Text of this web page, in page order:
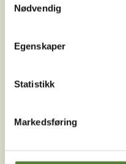
Nødvendig
Egenskaper
Statistikk
Markedsføring
Instagram